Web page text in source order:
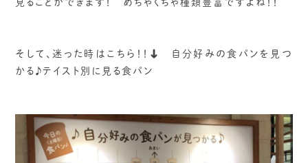
見ることができます！ めちゃくちゃ種類豊富ですよね！！
そして、迷った時はこちら！！⬇︎ 自分好みの食パンを見つ
かる♪テイスト別に見る食パン